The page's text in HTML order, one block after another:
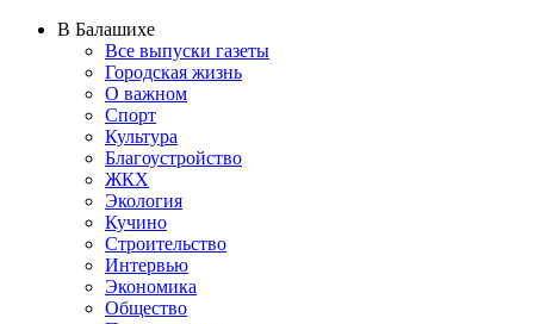
В Балашихе
Все выпуски газеты
Городская жизнь
О важном
Спорт
Культура
Благоустройство
ЖКХ
Экология
Кучино
Строительство
Интервью
Экономика
Общество